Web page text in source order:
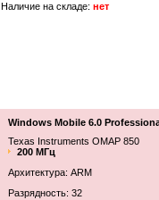
Наличие на складе: нет
Windows Mobile 6.0
Texas Instruments OMAP 850
200 МГц
Архитектура: ARM
Разрядность: 32